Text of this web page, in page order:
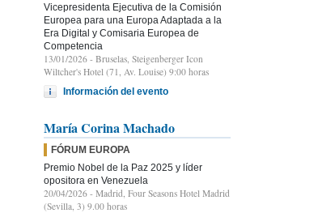
Vicepresidenta Ejecutiva de la Comisión
Europea para una Europa Adaptada a la
Era Digital y Comisaria Europea de
Competencia
13/01/2026 - Bruselas, Steigenberger Icon
Wiltcher's Hotel (71, Av. Louise) 9:00 horas
Información del evento
María Corina Machado
FÓRUM EUROPA
Premio Nobel de la Paz 2025 y líder
opositora en Venezuela
20/04/2026 - Madrid, Four Seasons Hotel Madrid
(Sevilla, 3) 9.00 horas